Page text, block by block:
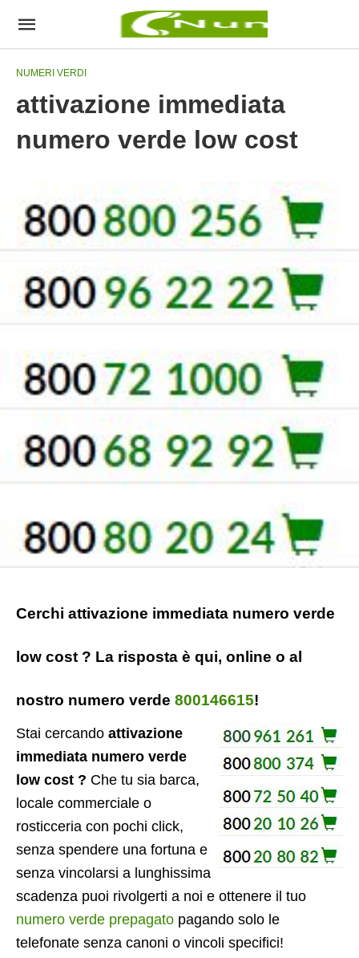
NUMERI VERDI
attivazione immediata
numero verde low cost
Cerchi attivazione immediata numero verde
low cost ? La risposta è qui, online o al
nostro numero verde 800146615!
Stai cercando attivazione
immediata numero verde
low cost ? Che tu sia barca,
locale commerciale o
rosticceria con pochi click,
senza spendere una fortuna e
senza vincolarsi a lunghissima
scadenza puoi rivolgerti a noi e ottenere il tuo
numero verde prepagato pagando solo le
telefonate senza canoni o vincoli specifici!